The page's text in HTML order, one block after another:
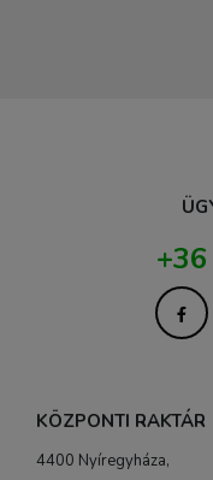
KÖZPONTI RAKTÁR
4400 Nyíregyháza,